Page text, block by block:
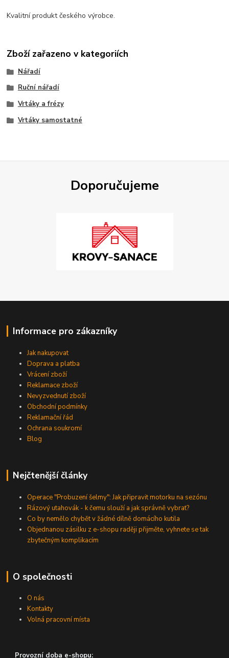
Kvalitní produkt českého výrobce.
Zboží zařazeno v kategoriích
Nářadí
Ruční nářadí
Vrtáky a frézy
Vrtáky samostatné
Doporučujeme
Informace pro zákazníky
Jak nakupovat
Doprava a platba
Vrácení zboží
Reklamace zboží
Nevyzvednutí zboží
Obchodní podmínky
Reklamační řád
Ochrana soukromí
Blog
Nejčtenější články
Operace "Probuzení šelmy": Jak připravit motorku na sezónu
Rázový utahovák - k čemu slouží a jak správně vybrat?
Co by nemělo chybět v žádné dílně domácího kutila
Objednanou zásilku z e-shopu raději přijměte, vyhnete se tak
zbytečným komplikacím
O společnosti
O nás
Kontakty
Volná pracovní místa
Provozní doba e-shopu: